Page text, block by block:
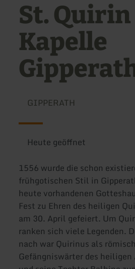
St. Quirin
Kapelle
GIPPERATH
Heute geöffnet
1556 wurde die schon
frühgotischen Stil in
heute vorhandenen
Fest zu Ehren des heiligen
am 30. April gefeiert. Um
ranken sich viele Legenden.
nach war Quirinus als
Gefängniswärter des heiligen